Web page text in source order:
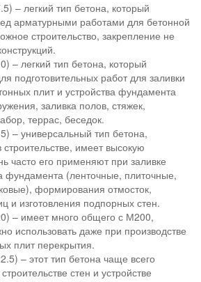
– легкий тип бетона, который
арматурными работами для бетонной
строительство, закрепление не
– легкий тип бетона, который
подготовительных работ для заливки
плит и устройства фундамента
заливка полов, стяжек,
террас, беседок.
– универсальный тип бетона,
имеет высокую
часто его применяют при заливке
фундамента (ленточные, плиточные,
формирования отмосток,
и изготовления подпорных стен.
– имеет много общего с М200,
использовать даже при производстве
плит перекрытия.
– этот тип бетона чаще всего
стен и устройстве